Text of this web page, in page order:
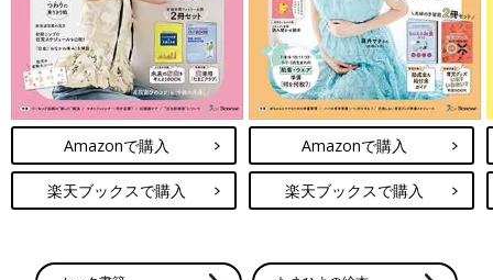
作る前に必ず読んで！＜離乳食のお約束＞
このレシピの離乳食の考え方や材料の下ごしらえ、電子レンジの
使い方などについての注意事項を説明しています。
調理前に必ずお読みになり、ご家庭の状況に合わせて活用してく
ださい。
●電子レンジは600Wが基準です。電子レンジが600W以外のワッ
Amazonで購入
楽天ブックスで購入
Amazonで購入
楽天ブックスで購入